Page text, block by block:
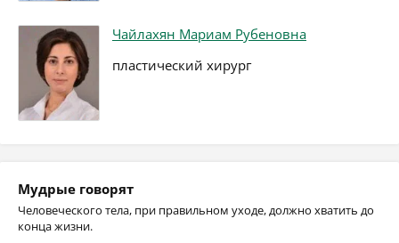
Чайлахян Мариам Рубеновна
пластический хирург
Мудрые говорят
Человеческого тела, при правильном уходе, должно хватить до
конца жизни.